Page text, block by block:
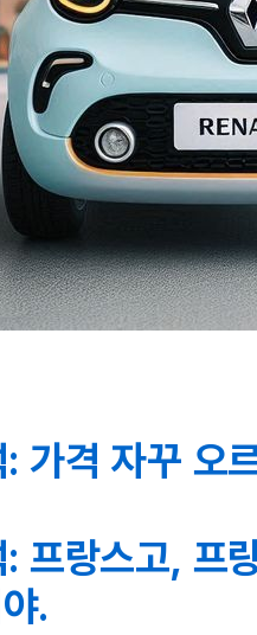
가격 자꾸 오
프랑스고, 프
.